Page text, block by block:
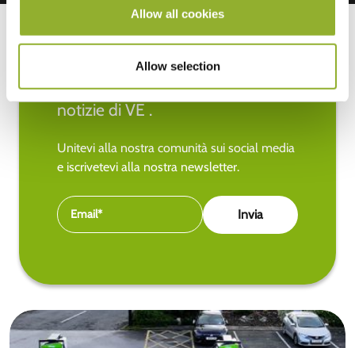
Allow all cookies
Allow selection
Rimanete aggiornati sulle ultime
notizie di VE .
Unitevi alla nostra comunità sui social media
e iscrivetevi alla nostra newsletter.